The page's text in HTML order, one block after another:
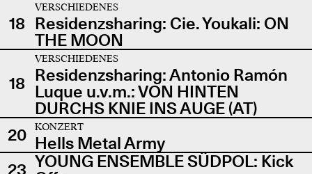
18
VERSCHIEDENES
Residenzsharing: Cie. Youkali: ON
THE MOON
18
VERSCHIEDENES
Residenzsharing: Antonio Ramón
Luque u.v.m.: VON HINTEN
DURCHS KNIE INS AUGE (AT)
20
KONZERT
Hells Metal Army
23 YOUNG ENSEMBLE SÜDPOL: Kick